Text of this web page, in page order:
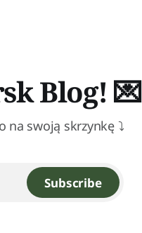
Blog! 💌
na swoją skrzynkę ⤵
Subscribe